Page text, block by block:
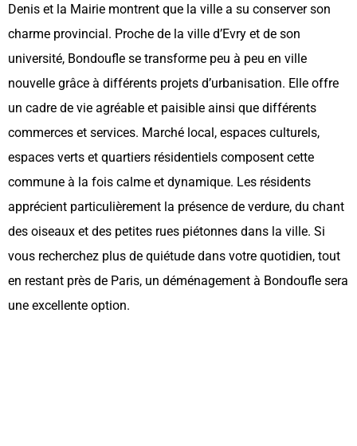
Denis et la Mairie montrent que la ville a su conserver son
charme provincial. Proche de la ville d’Evry et de son
université, Bondoufle se transforme peu à peu en ville
nouvelle grâce à différents projets d’urbanisation. Elle offre
un cadre de vie agréable et paisible ainsi que différents
commerces et services. Marché local, espaces culturels,
espaces verts et quartiers résidentiels composent cette
commune à la fois calme et dynamique. Les résidents
apprécient particulièrement la présence de verdure, du chant
des oiseaux et des petites rues piétonnes dans la ville. Si
vous recherchez plus de quiétude dans votre quotidien, tout
en restant près de Paris, un déménagement à Bondoufle sera
une excellente option.